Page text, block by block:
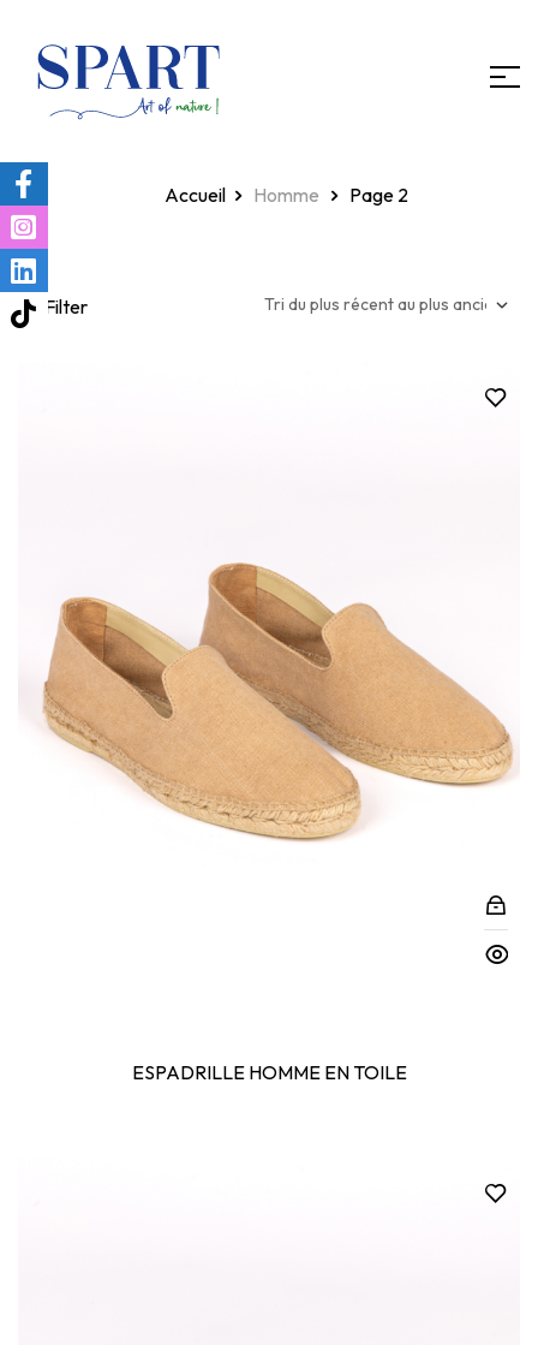
Homepage Homme Page 2
Filter
ESPADRILLE HOMME EN TOILE